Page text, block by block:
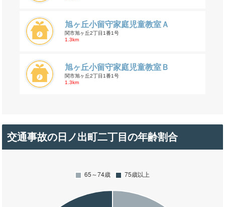
旭ヶ丘小留守家庭児童教室Ａ
関市旭ヶ丘2丁目1番1号
1.3km
旭ヶ丘小留守家庭児童教室Ｂ
関市旭ヶ丘2丁目1番1号
1.3km
交通事故の日ノ出町二丁目の年齢割合